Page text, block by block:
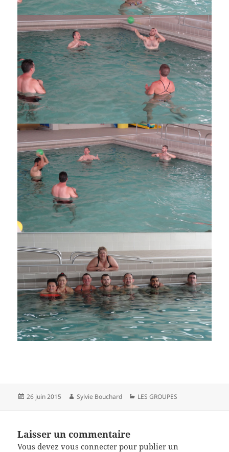
Publié
26 juin 2015 Auteur
Sylvie Bouchard Catégories
LES GROUPES
Laisser un commentaire
Vous devezvous connecter pour publier un